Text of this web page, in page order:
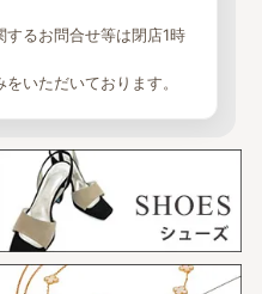
るお問合せ等は閉店1時
いただいております。